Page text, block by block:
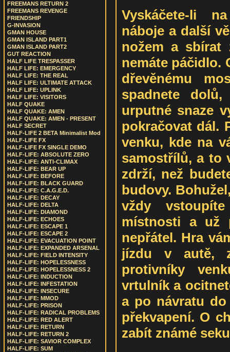
FREEMANS RETURN 2
FREEMANS REVENGE
FRIENDSHIP
G-INVASION
GMAN HOUSE
GMAN ISLAND PART1
GMAN ISLAND PART2
GUT REACTION
HALF LIFE TRESPASSER
HALF LIFE: EMERGENCY
HALF LIFE: THE REAL
HALF LIFE: ULTIMATE ATTACK
HALF LIFE: UPLINK
HALF LIFE: VISITORS
HALF QUAKE
HALF QUAKE: AMEN
HALF QUAKE: AMEN - PRESENT
HALF SECRET
HALF-LIFE 2 BETA Minimalist Mod
HALF-LIFE FX
HALF-LIFE FX SINGLE DEMO
HALF-LIFE: ABSOLUTE ZERO
HALF-LIFE: ANTI-CLIMAX
HALF-LIFE: BEAR UP
HALF-LIFE: BEFORE
HALF-LIFE: BLACK GUARD
HALF-LIFE: C.A.G.E.D.
HALF-LIFE: DECAY
HALF-LIFE: DELTA
HALF-LIFE: DIAMOND
HALF-LIFE: ECHOES
HALF-LIFE: ESCAPE 1
HALF-LIFE: ESCAPE 2
HALF-LIFE: EVACUATION POINT
HALF-LIFE: EXPANDED ARSENAL
HALF-LIFE: FIELD INTENSITY
HALF-LIFE: HOPELESSNESS
HALF-LIFE: HOPELESSNESS 2
HALF-LIFE: INDUCTION
HALF-LIFE: INFESTATION
HALF-LIFE: INSECURE
HALF-LIFE: MMOD
HALF-LIFE: PRISON
HALF-LIFE: RADICAL PROBLEMS
HALF-LIFE: RED ALERT
HALF-LIFE: RETURN
HALF-LIFE: RETURN 2
HALF-LIFE: SAVIOR COMPLEX
HALF-LIFE: SUM
Vyskáčete-li
náboje a další
nožem a
nemáte páčidlo.
dřevěnému
spadnete
urputné snaze
pokračovat dál.
venku, kde na
samostřílů, a to
zdrží, než
budovy.
vždy
místnosti a už
nepřátel. Hra
jízdu v autě,
protivníky
vrtulník a
a po návratu do
překvapení. O
zabít známé